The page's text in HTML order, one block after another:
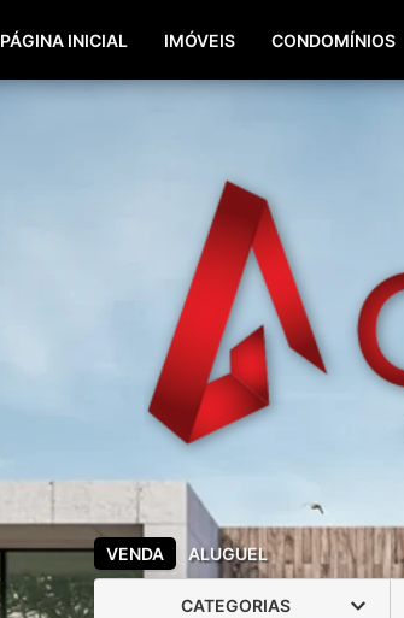
PÁGINA INICIAL IMÓVEIS CONDOMÍNIOS
VENDA ALUGUEL
CATEGORIAS